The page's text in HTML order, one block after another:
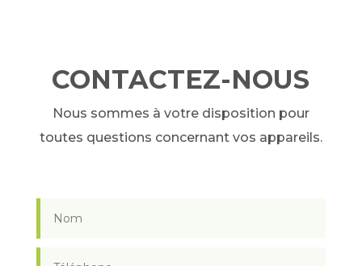
CONTACTEZ-NOUS
Nous sommes à votre disposition pour
toutes questions concernant vos appareils.